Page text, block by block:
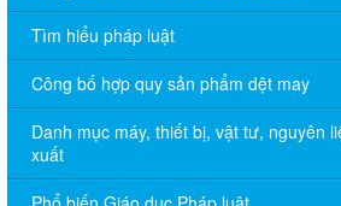
Tìm hiểu pháp luật
Công bố hợp quy sản phẩm dệt may
Danh mục máy, thiết bị, vật tư, nguyên
xuất